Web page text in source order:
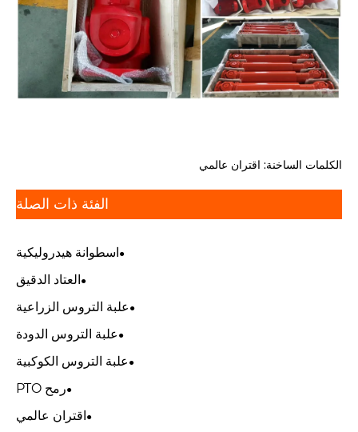
الكلمات الساخنة: اقتران عالمي
الفئة ذات الصلة
اسطوانة هيدروليكية
العتاد الدقيق
علبة التروس الزراعية
علبة التروس الدودة
علبة التروس الكوكبية
رمح PTO
اقتران عالمي